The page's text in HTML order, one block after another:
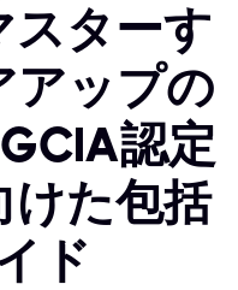
スターす
アップの
認定
けた包括
ド